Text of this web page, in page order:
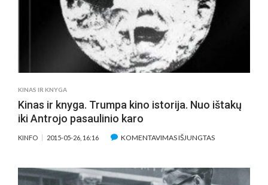
KINAS IR KNYGA
Kinas ir knyga. Trumpa kino istorija. Nuo ištakų
iki Antrojo pasaulinio karo
KINFO 2015-05-26, 16:16 KOMENTAVIMAS IŠJUNGTASĮRAŠE